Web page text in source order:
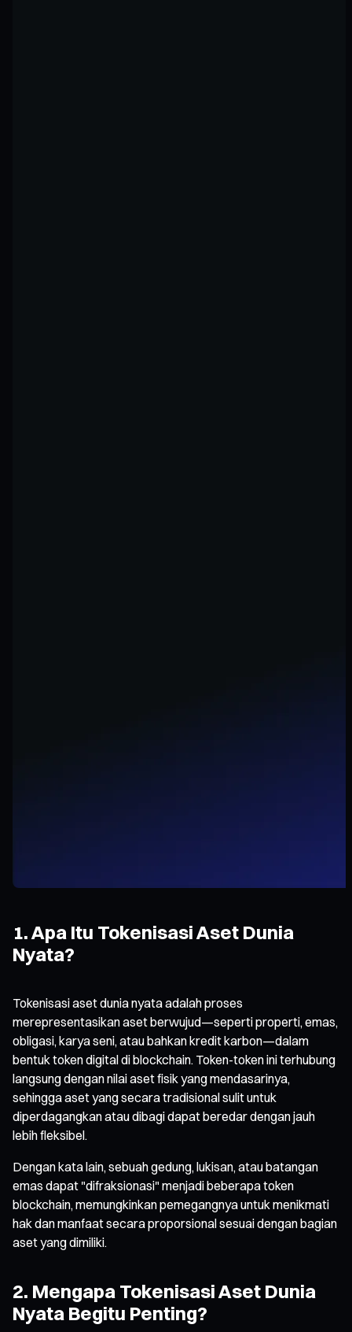
1. Apa Itu Tokenisasi Aset Dunia
Nyata?
Tokenisasi aset dunia nyata adalah proses
merepresentasikan aset berwujud—seperti properti, emas,
obligasi, karya seni, atau bahkan kredit karbon—dalam
bentuk token digital di blockchain. Token-token ini terhubung
langsung dengan nilai aset fisik yang mendasarinya,
sehingga aset yang secara tradisional sulit untuk
diperdagangkan atau dibagi dapat beredar dengan jauh
lebih fleksibel.
Dengan kata lain, sebuah gedung, lukisan, atau batangan
emas dapat "difraksionasi" menjadi beberapa token
blockchain, memungkinkan pemegangnya untuk menikmati
hak dan manfaat secara proporsional sesuai dengan bagian
aset yang dimiliki.
2. Mengapa Tokenisasi Aset Dunia
Nyata Begitu Penting?